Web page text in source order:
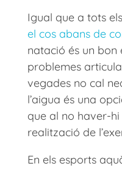
Igual que a tots
el cos abans de
natació és un bon
problemes
vegades no cal
l’aigua és una
que al no haver-
realització de
En els esports